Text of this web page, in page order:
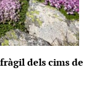
dels cims de